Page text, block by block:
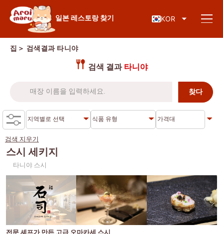
일본 레스토랑 찾기 KOR
일본 음식
레스토랑 찾기
음식 종류로 검색
스시
라면
이자카야
일본식 바비큐/야키니쿠
가츠동/돈까스
샤브샤브/스키야키
지역별 검색
차로엔 크룽
톤부리
시암
통로
지식 칼럼
특별기사
KOL이 추천하는 기사
집 ＞ 검색결과타니야
검색 결과타니야
검색 지우기
스시 세키지
타니야 스시